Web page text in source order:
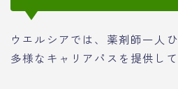
ウエルシアでは、薬剤師一人
多様なキャリアパスを提供して